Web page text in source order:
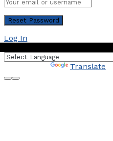
Log In
Translate